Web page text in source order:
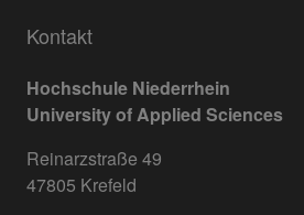
Kontakt
Hochschule Niederrhein
University of Applied Sciences
Reinarzstraße 49
47805 Krefeld